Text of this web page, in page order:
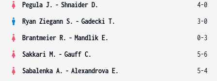
Pegula J. - Shnaider D.
4-0
Ryan Ziegann S. - Gadecki T.
3-0
Brantmeier R. - Mandlik E.
0-3
Sakkari M. - Gauff C.
5-6
Sabalenka A. - Alexandrova E.
5-4